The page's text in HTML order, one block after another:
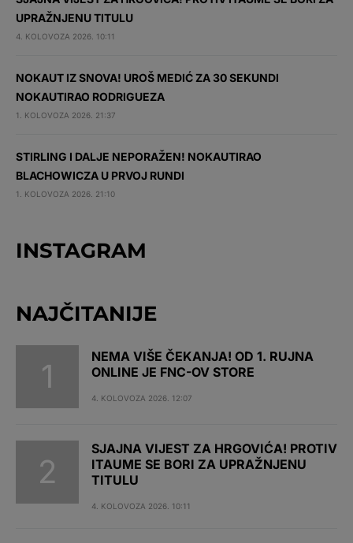
UPRAŽNJENU TITULU
4. KOLOVOZA 2026. 10:11
NOKAUT IZ SNOVA! UROŠ MEDIĆ ZA 30 SEKUNDI
NOKAUTIRAO RODRIGUEZA
1. KOLOVOZA 2026. 21:37
STIRLING I DALJE NEPORAŽEN! NOKAUTIRAO
BLACHOWICZA U PRVOJ RUNDI
1. KOLOVOZA 2026. 21:10
INSTAGRAM
NAJČITANIJE
NEMA VIŠE ČEKANJA! OD 1. RUJNA
ONLINE JE FNC-OV STORE
4. KOLOVOZA 2026. 12:07
SJAJNA VIJEST ZA HRGOVIĆA! PROTIV
ITAUME SE BORI ZA UPRAŽNJENU
TITULU
4. KOLOVOZA 2026. 10:11